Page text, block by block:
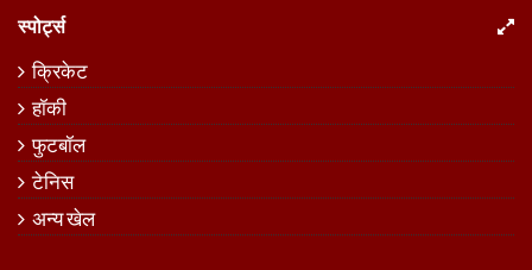
स्पोर्ट्स
क्रिकेट
हॉकी
फुटबॉल
टेनिस
अन्य खेल